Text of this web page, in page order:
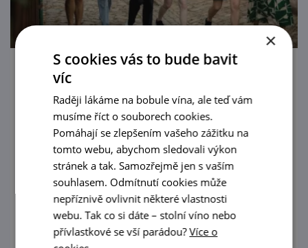
Letní procházka Znojmem s ochutnávkou
vín
21. 8. '26
Poznejte Znojmo všemi smysly! Vydejte se s
námi na jedinečnou prohlídku města
spojenou s degustací vín na těch
nejkrásnějších vyhlídkách Znojma.
prohlédnout
×
S cookies vás to bude bavit
víc
Raději lákáme na bobule vína, ale teď vám
musíme říct o souborech cookies.
Pomáhají se zlepšením vašeho zážitku na
tomto webu, abychom sledovali výkon
stránek a tak. Samozřejmě jen s vaším
souhlasem. Odmítnutí cookies může
nepříznivě ovlivnit některé vlastnosti
webu. Tak co si dáte – stolní víno nebo
přívlastkové se vší parádou?Více o